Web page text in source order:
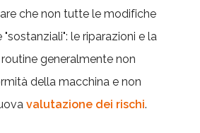
che non tutte le modifiche
le riparazioni e la
generalmente non
della macchina e non
valutazione dei rischi.